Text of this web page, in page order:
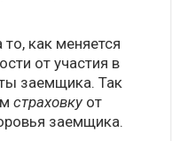
как меняется
от участия в
заемщика. Так
страховку от
заемщика.